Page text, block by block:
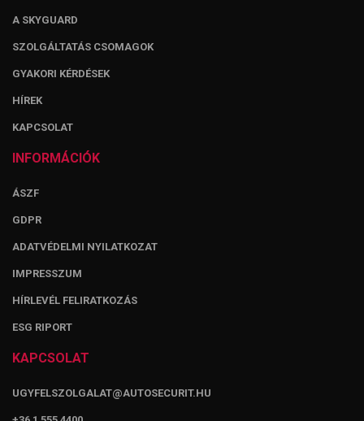
A SKYGUARD
SZOLGÁLTATÁS CSOMAGOK
GYAKORI KÉRDÉSEK
HÍREK
KAPCSOLAT
INFORMÁCIÓK
ÁSZF
GDPR
ADATVÉDELMI NYILATKOZAT
IMPRESSZUM
HÍRLEVÉL FELIRATKOZÁS
ESG RIPORT
KAPCSOLAT
UGYFELSZOLGALAT@AUTOSECURIT.HU